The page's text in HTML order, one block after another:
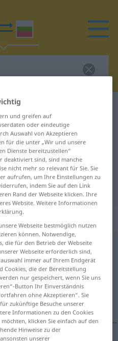
Übersetzung
anklicken/antippen)
und greifen auf
oder eindeutige
Auswahl von Akzeptieren
für die unter „Wir und unsere
Dienste bereitzustellen“
deaktiviert sind, sind manche
nicht mehr so relevant für Sie. Sie
aufrufen, um Ihre Einstellungen zu
indem Sie auf den Link
Rand der Webseite klicken. Ihre
Website. Weitere Informationen
Webseite bestmöglich nutzen
können. Notwendige,
die für den Betrieb der Webseite
Webseite erforderlich sind,
immer auf Ihrem Endgerät
Cookies, die der Bereitstellung
nur gespeichert, wenn Sie uns
Button Ihr Einverständnis
ohne Akzeptieren“. Sie
zukünftige Besuche unserer
Informationen zu den Cookies
klicken Sie einfach auf den
Hinweise zu der
unserer